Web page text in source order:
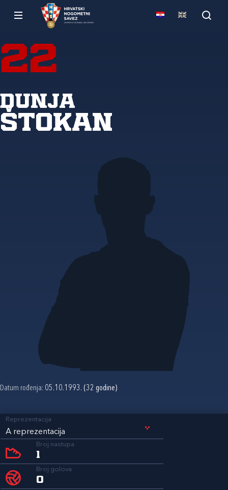
22
Dunja
Štokan
Datum rođenja: 05.10.1993. (32 godine)
Reprezentacija
A reprezentacija
Broj nastupa
1
Broj golova
0